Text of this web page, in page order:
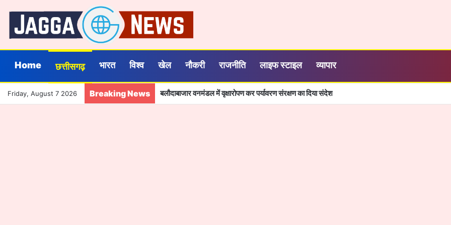
Home छत्तीसगढ़ भारत विश्व खेल नौकरी राजनीति लाइफ स्टाइल व्यापार
Friday, August 7 2026 Breaking News बलौदाबाजार वनमंडल में वृक्षारोपण कर पर्यावरण संरक्षण का दिया संदेश